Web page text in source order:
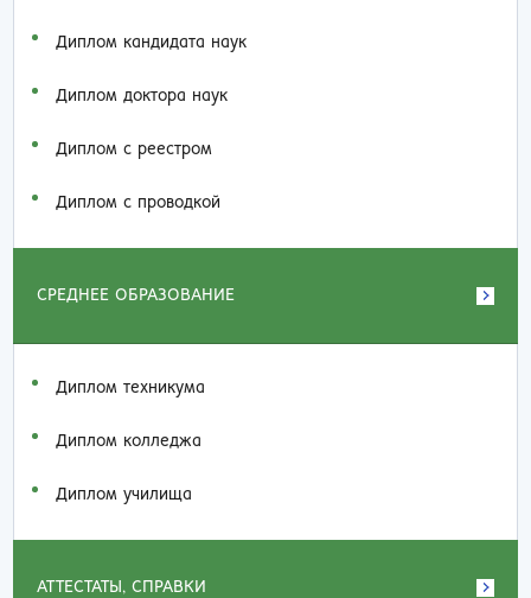
Диплом кандидата наук
Диплом доктора наук
Диплом с реестром
Диплом с проводкой
СРЕДНЕЕ ОБРАЗОВАНИЕ
Диплом техникума
Диплом колледжа
Диплом училища
АТТЕСТАТЫ, СПРАВКИ